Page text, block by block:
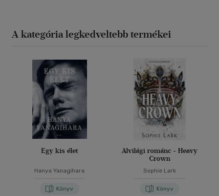
A kategória legkedveltebb termékei
Egy kis élet
Hanya Yanagihara
Könyv
Alvilági románc - Heavy
Crown
Sophie Lark
Könyv